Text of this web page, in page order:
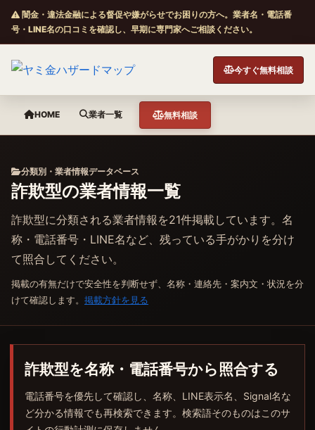
闇金・違法金融による督促や嫌がらせでお困りの方へ。業者名・電話番
号・LINE名の口コミを確認し、早期に専門家へご相談ください。
今すぐ無料相談
HOME 業者一覧 無料相談
分類別・業者情報データベース
詐欺型の業者情報一覧
詐欺型に分類される業者情報を21件掲載しています。名
称・電話番号・LINE名など、残っている手がかりを分け
て照合してください。
掲載の有無だけで安全性を判断せず、名称・連絡先・案内文・状況を分
けて確認します。 掲載方針を見る
詐欺型を名称・電話番号から照合する
電話番号を優先して確認し、名称、LINE表示名、Signal名な
ど分かる情報でも再検索できます。検索語そのものはこのサ